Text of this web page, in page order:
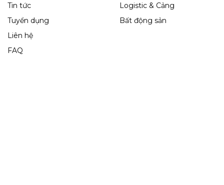
Tin tức
Tuyển dụng
Liên hệ
FAQ
Logistic & Cảng
Bất động sản